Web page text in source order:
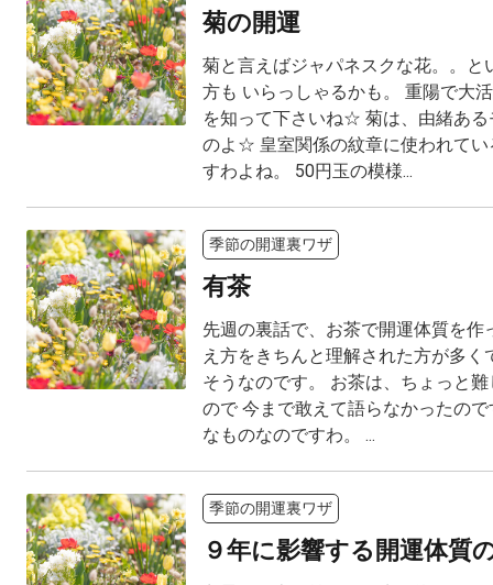
菊の開運
菊と言えばジャパネスクな花。。と
方も いらっしゃるかも。 重陽で大
を知って下さいね☆ 菊は、由緒あ
のよ☆ 皇室関係の紋章に使われてい
すわよね。 50円玉の模様...
季節の開運裏ワザ
有茶
先週の裏話で、お茶で開運体質を作
え方をきちんと理解された方が多
そうなのです。 お茶は、ちょっと
ので 今まで敢えて語らなかったの
なものなのですわ。 ...
季節の開運裏ワザ
９年に影響する開運体質